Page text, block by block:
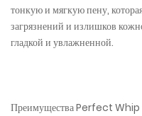
тонкую и мягкую пену,
загрязнений и излишков
гладкой и увлажненной.
Преимущества Perfect Whip